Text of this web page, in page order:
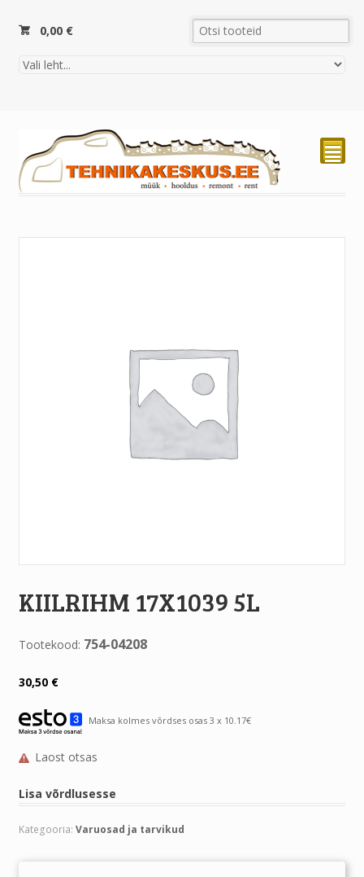
0,00 €
²
KIILRIHM 17X1039 5L
Tootekood: 754-04208
30,50 €
Maksa kolmes võrdses osas 3 x 10.17€
Laost otsas
Lisa võrdlusesse
Kategooria: Varuosad ja tarvikud